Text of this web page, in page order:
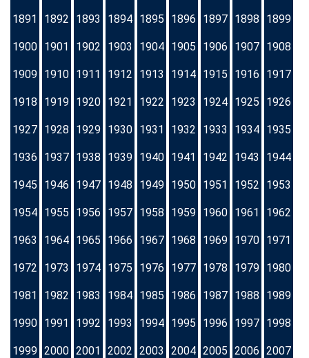
1891 1892 1893 1894 1895 1896 1897 1898 1899
1900 1901 1902 1903 1904 1905 1906 1907 1908
1909 1910 1911 1912 1913 1914 1915 1916 1917
1918 1919 1920 1921 1922 1923 1924 1925 1926
1927 1928 1929 1930 1931 1932 1933 1934 1935
1936 1937 1938 1939 1940 1941 1942 1943 1944
1945 1946 1947 1948 1949 1950 1951 1952 1953
1954 1955 1956 1957 1958 1959 1960 1961 1962
1963 1964 1965 1966 1967 1968 1969 1970 1971
1972 1973 1974 1975 1976 1977 1978 1979 1980
1981 1982 1983 1984 1985 1986 1987 1988 1989
1990 1991 1992 1993 1994 1995 1996 1997 1998
1999 2000 2001 2002 2003 2004 2005 2006 2007